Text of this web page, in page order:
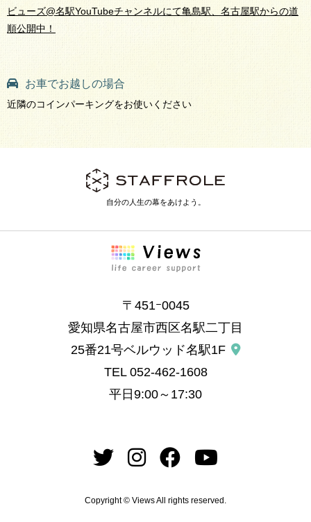
ビューズ@名駅YouTubeチャンネルにて亀島駅、名古屋駅からの道
順公開中！
お車でお越しの場合
近隣のコインパーキングをお使いください
自分の人生の幕をあけよう。
〒451ｰ0045
愛知県名古屋市西区名駅二丁目
25番21号ベルウッド名駅1F
TEL 052-462-1608
平日9:00～17:30
Copyright © Views All rights reserved.